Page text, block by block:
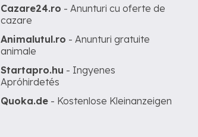
Cazare24.ro - Anunturi cu oferte de
cazare
Animalutul.ro - Anunturi gratuite
animale
Startapro.hu - Ingyenes
Apróhirdetés
Quoka.de - Kostenlose Kleinanzeigen